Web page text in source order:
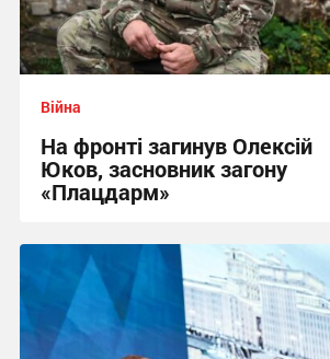
Війна
На фронті загинув Олексій
Юков, засновник загону
«Плацдарм»
20:16 вчора